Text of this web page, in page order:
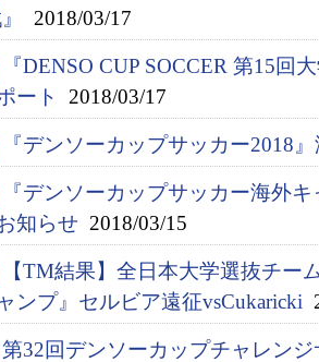
2018/03/17
『DENSO CUP SOCCER 第15回
ート
2018/03/17
『デンソーカップサッカー2018
『デンソーカップサッカー海外
知らせ 2018/03/15
【TM結果】全日本大学選抜チー
ンプ』セルビア遠征vsCukaricki
第32回デンソーカップチャレン